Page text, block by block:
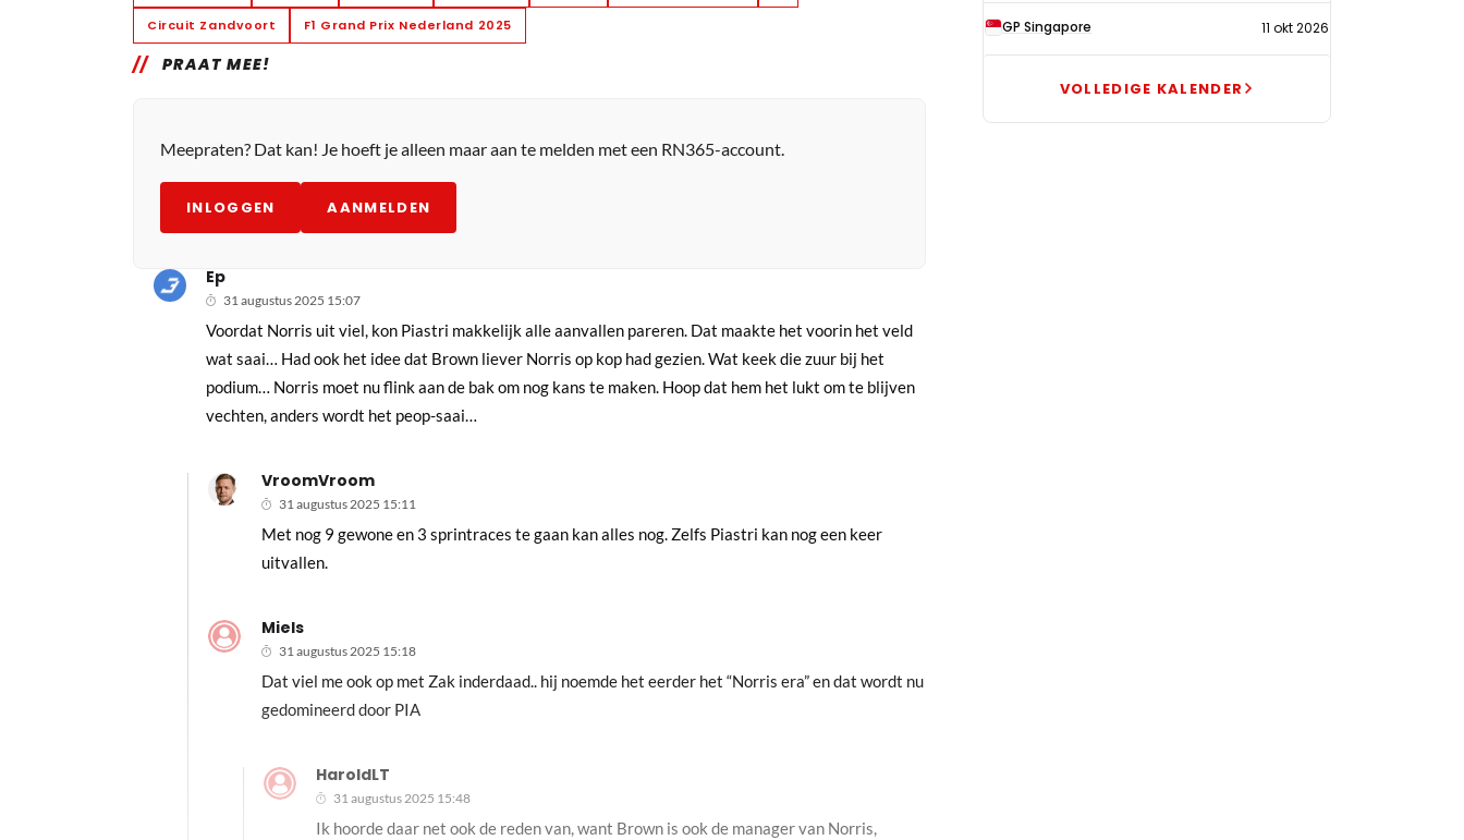
Circuit Zandvoort F1 Grand Prix Nederland 2025
PRAAT MEE!
Meepraten? Dat kan! Je hoeft je alleen maar aan te melden met een RN365-account.
INLOGGEN AANMELDEN
Ep
31 augustus 2025 15:07
Voordat Norris uit viel, kon Piastri makkelijk alle aanvallen pareren. Dat maakte het voorin het veld
wat saai… Had ook het idee dat Brown liever Norris op kop had gezien. Wat keek die zuur bij het
podium… Norris moet nu flink aan de bak om nog kans te maken. Hoop dat hem het lukt om te blijven
vechten, anders wordt het peop-saai…
VroomVroom
31 augustus 2025 15:11
Met nog 9 gewone en 3 sprintraces te gaan kan alles nog. Zelfs Piastri kan nog een keer
uitvallen.
Miels
31 augustus 2025 15:18
Dat viel me ook op met Zak inderdaad.. hij noemde het eerder het “Norris era” en dat wordt nu
gedomineerd door PIA
HaroldLT
31 augustus 2025 15:48
Ik hoorde daar net ook de reden van, want Brown is ook de manager van Norris,
GP Singapore 11 okt 2026
VOLLEDIGE KALENDER